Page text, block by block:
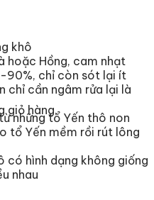
giỏ hàng.
₫.
khô
hoặc Hồng, cam nhạt
90%, chỉ còn sót lại ít
chỉ cần ngâm rửa lại là
những tổ Yến thô non
tổ Yến mềm rồi rút lông
có hình dạng không giống
nhau